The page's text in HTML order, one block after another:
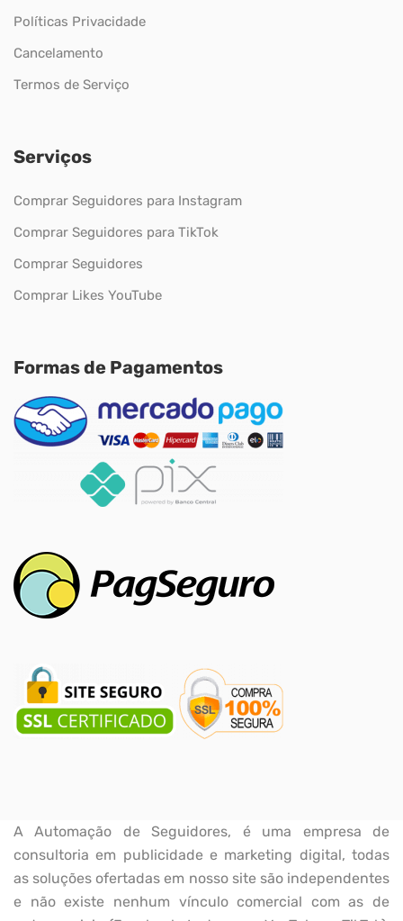
Políticas Privacidade
Cancelamento
Termos de Serviço
Serviços
Comprar Seguidores para Instagram
Comprar Seguidores para TikTok
Comprar Seguidores
Comprar Likes YouTube
Formas de Pagamentos
A Automação de Seguidores, é uma empresa de
consultoria em publicidade e marketing digital, todas
as soluções ofertadas em nosso site são independentes
e não existe nenhum vínculo comercial com as de